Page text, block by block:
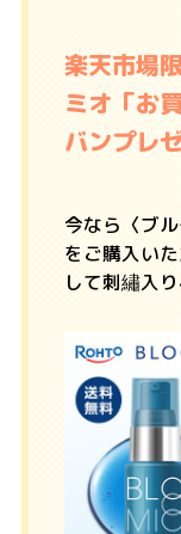
楽天市場
ミオ「お
バンプレ
今なら〈ブ
をご購入い
して刺繡入